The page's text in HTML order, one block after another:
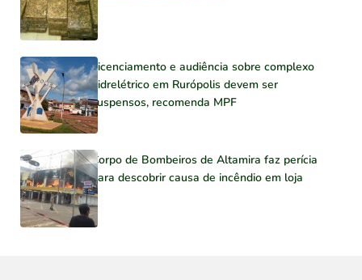
Licenciamento e audiência sobre complexo
hidrelétrico em Rurópolis devem ser
suspensos, recomenda MPF
Corpo de Bombeiros de Altamira faz perícia
para descobrir causa de incêndio em loja